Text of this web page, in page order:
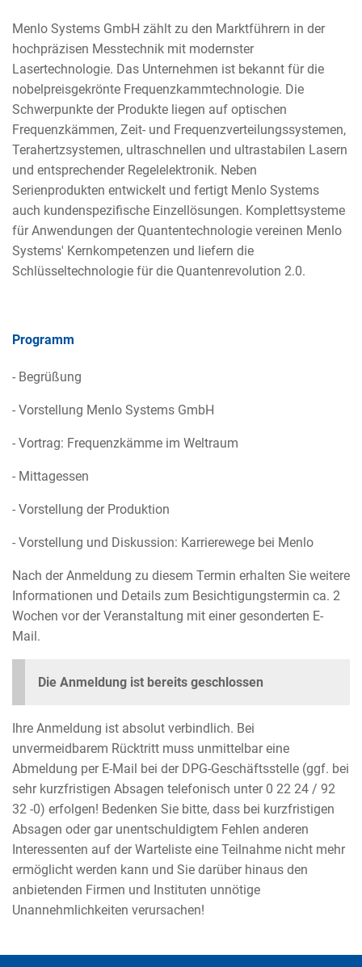
Menlo Systems GmbH zählt zu den Marktführern in der
hochpräzisen Messtechnik mit modernster
Lasertechnologie. Das Unternehmen ist bekannt für die
nobelpreisgekrönte Frequenzkammtechnologie. Die
Schwerpunkte der Produkte liegen auf optischen
Frequenzkämmen, Zeit- und Frequenzverteilungssystemen,
Terahertzsystemen, ultraschnellen und ultrastabilen Lasern
und entsprechender Regelelektronik. Neben
Serienprodukten entwickelt und fertigt Menlo Systems
auch kundenspezifische Einzellösungen. Komplettsysteme
für Anwendungen der Quantentechnologie vereinen Menlo
Systems' Kernkompetenzen und liefern die
Schlüsseltechnologie für die Quantenrevolution 2.0.
Programm
- Begrüßung
- Vorstellung Menlo Systems GmbH
- Vortrag: Frequenzkämme im Weltraum
- Mittagessen
- Vorstellung der Produktion
- Vorstellung und Diskussion: Karrierewege bei Menlo
Nach der Anmeldung zu diesem Termin erhalten Sie weitere
Informationen und Details zum Besichtigungstermin ca. 2
Wochen vor der Veranstaltung mit einer gesonderten E-
Mail.
Die Anmeldung ist bereits geschlossen
Ihre Anmeldung ist absolut verbindlich. Bei
unvermeidbarem Rücktritt muss unmittelbar eine
Abmeldung per E-Mail bei der DPG-Geschäftsstelle (ggf. bei
sehr kurzfristigen Absagen telefonisch unter 0 22 24 / 92
32 -0) erfolgen! Bedenken Sie bitte, dass bei kurzfristigen
Absagen oder gar unentschuldigtem Fehlen anderen
Interessenten auf der Warteliste eine Teilnahme nicht mehr
ermöglicht werden kann und Sie darüber hinaus den
anbietenden Firmen und Instituten unnötige
Unannehmlichkeiten verursachen!